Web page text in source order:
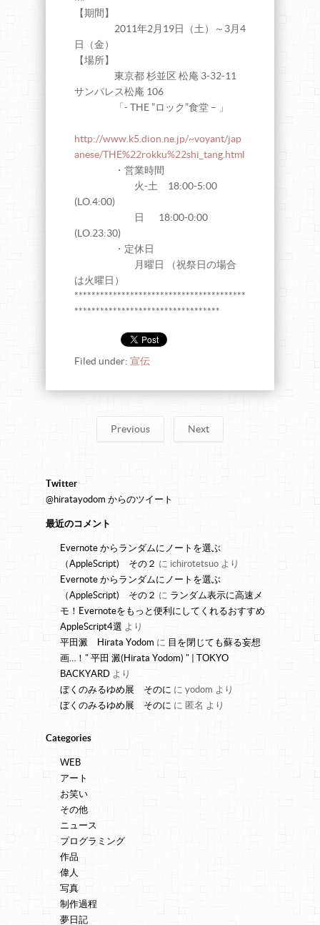
【期間】
2011年2月19日（土）～3月4
日（金）
【場所】
東京都 杉並区 松庵 3-32-11
サンパレス松庵 106
「- THE ”ロック”食堂 – 」
http://www.k5.dion.ne.jp/~voyant/jap
anese/THE%22rokku%22shi_tang.html
・営業時間
火-土 18:00-5:00
(LO.4:00)
日 18:00-0:00
(LO.23:30)
・定休日
月曜日 （祝祭日の場合
は火曜日）
****************************************
**********************************
Filed under: 宣伝
Previous Next
Twitter
@hiratayodom からのツイート
最近のコメント
Evernote からランダムにノートを選ぶ
（AppleScript) その２ に ichirotetsuo より
Evernote からランダムにノートを選ぶ
（AppleScript) その２ に ランダム表示に高速メ
モ！Evernoteをもっと便利にしてくれるおすすめ
AppleScript4選 より
平田澱 Hirata Yodom に 目を閉じても蘇る妄想
画…！" 平田 澱(Hirata Yodom) " | TOKYO
BACKYARD より
ぼくのみるゆめ展 そのに に yodom より
ぼくのみるゆめ展 そのに に 匿名 より
Categories
WEB
アート
お笑い
その他
ニュース
プログラミング
作品
偉人
写真
制作過程
夢日記